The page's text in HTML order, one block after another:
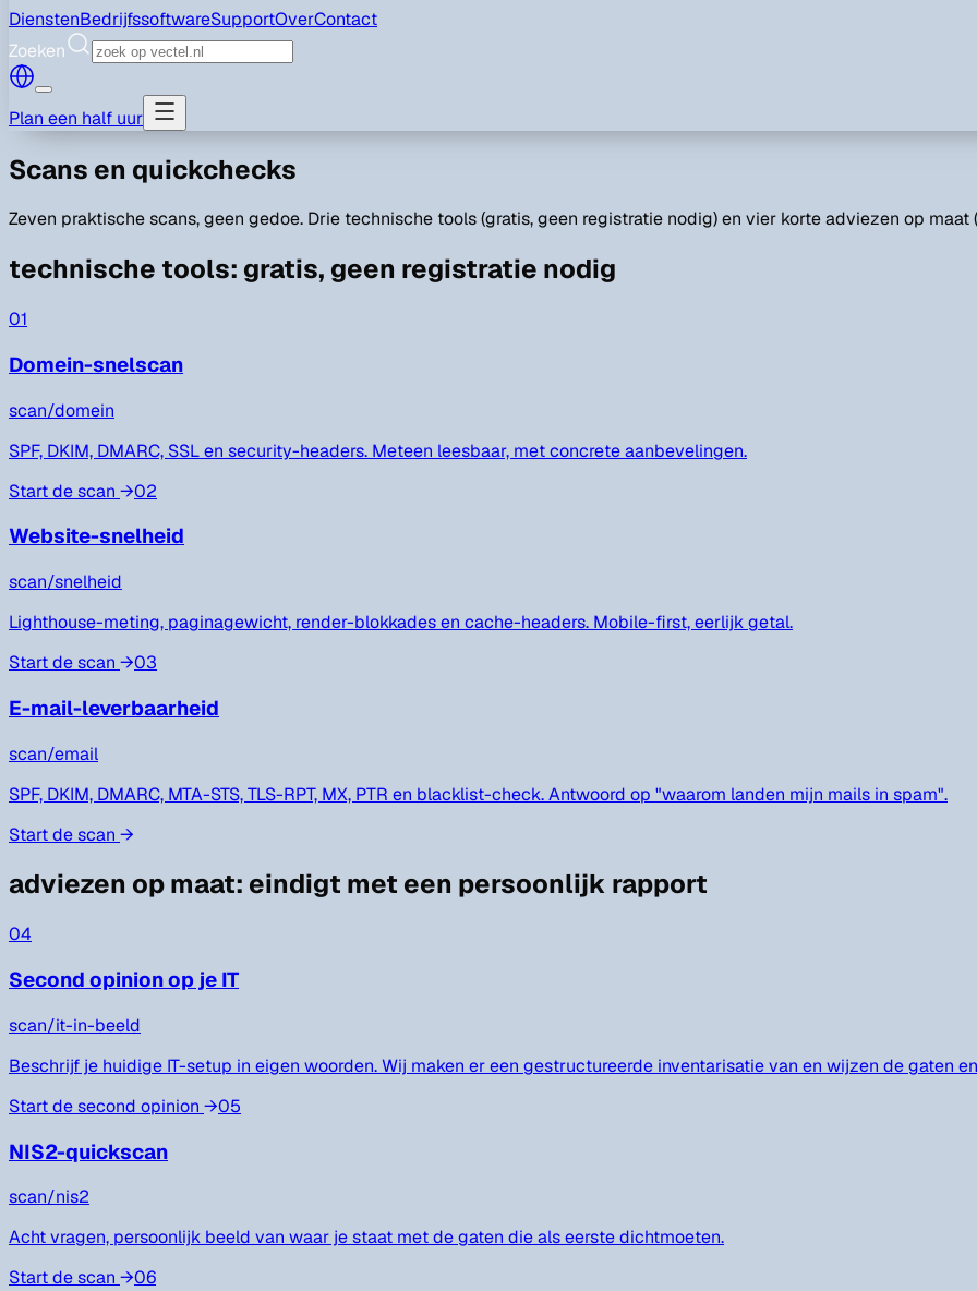
DienstenBedrijfssoftwareSupportOverContact
Zoeken
Plan een half uur
Scans en quickchecks
Zeven praktische scans, geen gedoe. Drie technische tools (gratis, geen registratie nodig) en vier korte adviezen op
technische tools: gratis, geen registratie nodig
01
Domein-snelscan
scan/domein
SPF, DKIM, DMARC, SSL en security-headers. Meteen leesbaar, met concrete aanbevelingen.
Start de scan →02
Website-snelheid
scan/snelheid
Lighthouse-meting, paginagewicht, render-blokkades en cache-headers. Mobile-first, eerlijk getal.
Start de scan →03
E-mail-leverbaarheid
scan/email
SPF, DKIM, DMARC, MTA-STS, TLS-RPT, MX, PTR en blacklist-check. Antwoord op "waarom landen mijn mails in spam".
Start de scan →
adviezen op maat: eindigt met een persoonlijk rapport
04
Second opinion op je IT
scan/it-in-beeld
Beschrijf je huidige IT-setup in eigen woorden. Wij maken er een gestructureerde inventarisatie van en wijzen de gaten
Start de second opinion →05
NIS2-quickscan
scan/nis2
Acht vragen, persoonlijk beeld van waar je staat met de gaten die als eerste dichtmoeten.
Start de scan →06